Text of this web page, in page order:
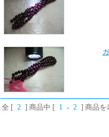
全 [ 2 ] 商品中 [ 1 - 2 ] 商品を